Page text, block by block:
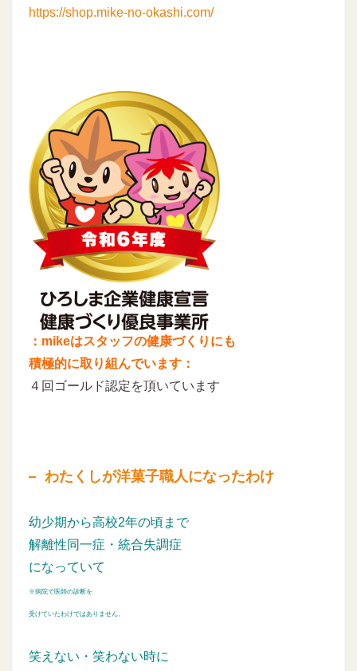
https://shop.mike-no-okashi.com/
：mikeはスタッフの健康づくりにも
積極的に取り組んでいます：
４回ゴールド認定を頂いています
わたくしが洋菓子職人になったわけ
幼少期から高校2年の頃まで
解離性同一症・統合失調症
になっていて
※病院で医師の診断を
受けていたわけではありません。
笑えない・笑わない時に